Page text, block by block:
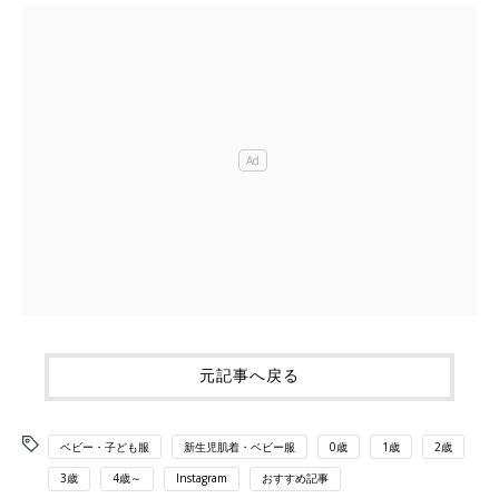
元記事へ戻る
ベビー・子ども服 新生児肌着・ベビー服 0歳 1歳 2歳
3歳 4歳～ Instagram おすすめ記事